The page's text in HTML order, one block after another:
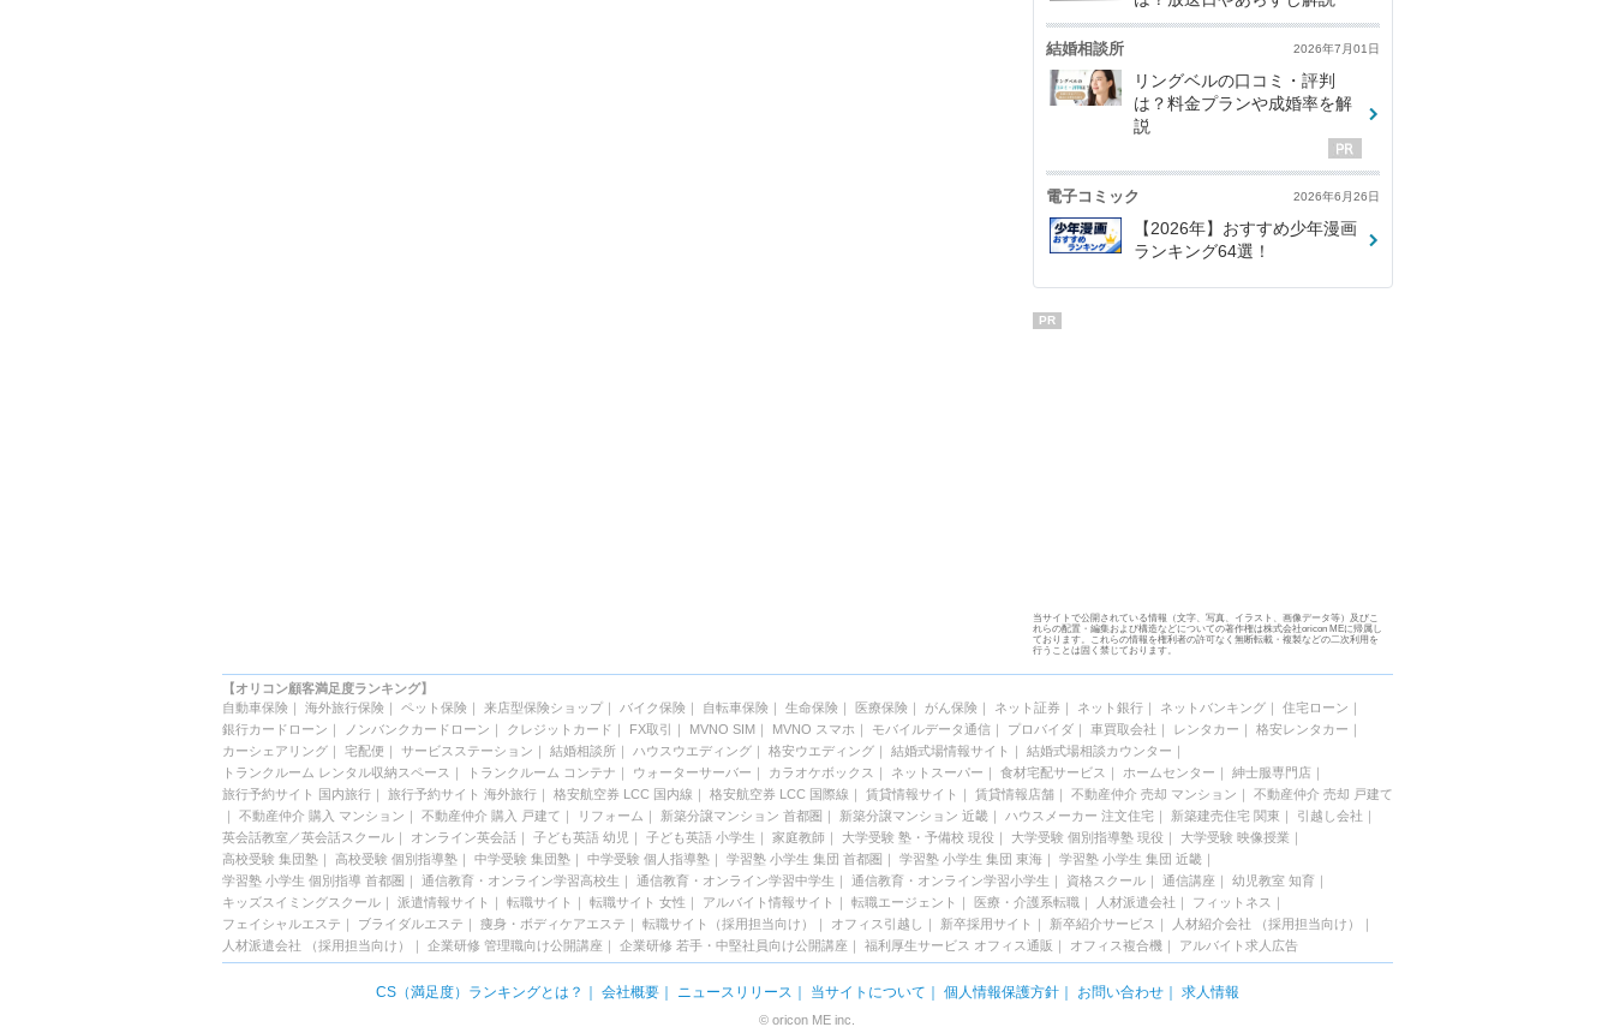
結婚相談所 2026年7月01日
リングベルの口コミ・評判
は？料金プランや成婚率を解
説
電子コミック 2026年6月26日
【2026年】おすすめ少年漫画
ランキング64選！
PR
当サイトで公開されている情報（文字、写真、イラスト、画像データ等）及びこ
れらの配置・編集および構造などについての著作権は株式会社oricon MEに帰属し
ております。これらの情報を権利者の許可なく無断転載・複製などの二次利用を
行うことは固く禁じております。
【オリコン顧客満足度ランキング】
自動車保険｜ 海外旅行保険｜ ペット保険｜ 来店型保険ショップ｜ バイク保険｜ 自転車保険｜ 生命保険｜ 医療保険｜ がん保険｜ ネット証券 ｜ ネット銀行｜ ネットバンキング｜ 住宅ローン ｜
銀行カードローン ｜ ノンバンクカードローン ｜ クレジットカード ｜ FX取引 ｜ MVNO SIM｜ MVNO スマホ ｜ モバイルデータ通信｜ プロバイダ｜ 車買取会社 ｜ レンタカー ｜ 格安レンタカー ｜
カーシェアリング｜ 宅配便 ｜ サービスステーション ｜ 結婚相談所｜ ハウスウエディング｜ 格安ウエディング｜ 結婚式場情報サイト ｜ 結婚式場相談カウンター ｜
トランクルーム レンタル収納スペース ｜ トランクルーム コンテナ ｜ ウォーターサーバー ｜ カラオケボックス ｜ ネットスーパー ｜ 食材宅配サービス ｜ ホームセンター ｜ 紳士服専門店｜
旅行予約サイト 国内旅行｜ 旅行予約サイト 海外旅行｜ 格安航空券 LCC 国内線 ｜ 格安航空券 LCC 国際線 ｜ 賃貸情報サイト ｜ 賃貸情報店舗 ｜ 不動産仲介 売却 マンション ｜ 不動産仲介 売却 戸建て
｜ 不動産仲介 購入 マンション ｜ 不動産仲介 購入 戸建て ｜ リフォーム ｜ 新築分譲マンション 首都圏 ｜ 新築分譲マンション 近畿｜ ハウスメーカー 注文住宅｜ 新築建売住宅 関東 ｜ 引越し会社 ｜
英会話教室／英会話スクール｜ オンライン英会話 ｜ 子ども英語 幼児 ｜ 子ども英語 小学生 ｜ 家庭教師 ｜ 大学受験 塾・予備校 現役｜ 大学受験 個別指導塾 現役｜ 大学受験 映像授業 ｜
高校受験 集団塾｜ 高校受験 個別指導塾｜ 中学受験 集団塾｜ 中学受験 個人指導塾｜ 学習塾 小学生 集団 首都圏 ｜ 学習塾 小学生 集団 東海｜ 学習塾 小学生 集団 近畿｜
学習塾 小学生 個別指導 首都圏 ｜ 通信教育・オンライン学習高校生 ｜ 通信教育・オンライン学習中学生 ｜ 通信教育・オンライン学習小学生 ｜ 資格スクール｜ 通信講座 ｜ 幼児教室 知育 ｜
キッズスイミングスクール｜ 派遣情報サイト ｜ 転職サイト ｜ 転職サイト 女性 ｜ アルバイト情報サイト ｜ 転職エージェント ｜ 医療・介護系転職 ｜ 人材派遣会社 ｜ フィットネス ｜
フェイシャルエステ ｜ ブライダルエステ ｜ 痩身・ボディケアエステ ｜ 転職サイト（採用担当向け） ｜ オフィス引越し ｜ 新卒採用サイト ｜ 新卒紹介サービス ｜ 人材紹介会社 （採用担当向け）
｜
人材派遣会社 （採用担当向け）
｜ 企業研修 管理職向け公開講座 ｜ 企業研修 若手・中堅社員向け公開講座 ｜ 福利厚生サービス オフィス通販 ｜ オフィス複合機｜ アルバイト求人広告
CS（満足度）ランキングとは？ ｜ 会社概要｜ ニュースリリース ｜ 当サイトについて ｜ 個人情報保護方針｜ お問い合わせ｜ 求人情報
© oricon ME inc.